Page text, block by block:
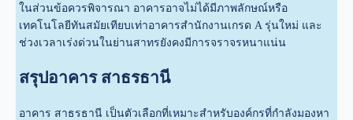
ในส่วนข้อควรพิจารณา อาคารอาจไม่ได้มีภาพลักษณ์หรือ
เทคโนโลยีทันสมัยเทียบเท่าอาคารสำนักงานเกรด A รุ่นใหม่ และ
ช่วงเวลาเร่งด่วนในย่านสาทรยังคงมีการจราจรหนาแน่น
สรุปอาคาร สาธรธานี
อาคาร สาธรธานี เป็นตัวเลือกที่เหมาะสำหรับองค์กรที่กำลังมองหา